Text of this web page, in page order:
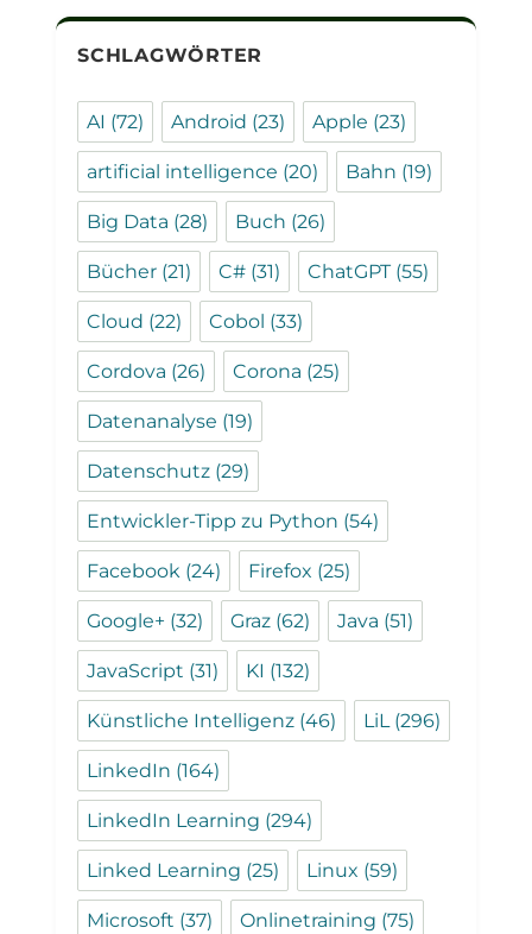
SCHLAGWÖRTER
AI (72) Android (23) Apple (23)
artificial intelligence (20) Bahn (19)
Big Data (28) Buch (26)
Bücher (21) C# (31) ChatGPT(55)
Cloud (22) Cobol (33)
Cordova (26) Corona (25)
Datenanalyse (19)
Datenschutz (29)
Entwickler-Tipp zu Python (54)
Facebook (24) Firefox (25)
Google+ (32) Graz (62) Java (51)
JavaScript (31) KI (132)
Künstliche Intelligenz (46) LiL(296)
LinkedIn (164)
LinkedIn Learning (294)
Linked Learning (25) Linux (59)
Microsoft (37) Onlinetraining (75)